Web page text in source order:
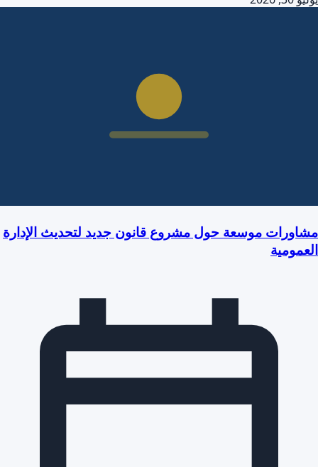
مشاورات موسعة حول مشروع قانون جديد لتحديث الإدارة
العمومية